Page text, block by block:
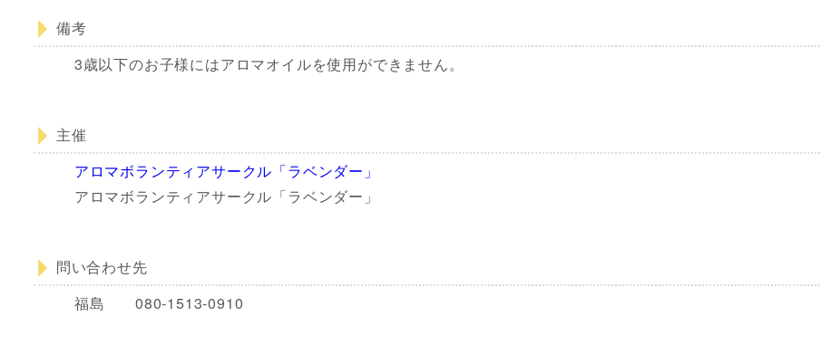
備考
3歳以下のお子様にはアロマオイルを使用ができません。
主催
アロマボランティアサークル「ラベンダー」
アロマボランティアサークル「ラベンダー」
問い合わせ先
福島 080-1513-0910